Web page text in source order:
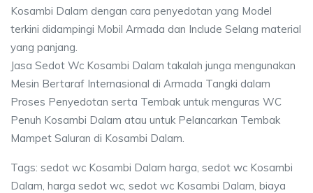
Kosambi Dalam dengan cara penyedotan yang Model
terkini didampingi Mobil Armada dan Include Selang material
yang panjang.
Jasa Sedot Wc Kosambi Dalam takalah junga mengunakan
Mesin Bertaraf Internasional di Armada Tangki dalam
Proses Penyedotan serta Tembak untuk menguras WC
Penuh Kosambi Dalam atau untuk Pelancarkan Tembak
Mampet Saluran di Kosambi Dalam.
Tags: sedot wc Kosambi Dalam harga, sedot wc Kosambi
Dalam, harga sedot wc, sedot wc Kosambi Dalam, biaya